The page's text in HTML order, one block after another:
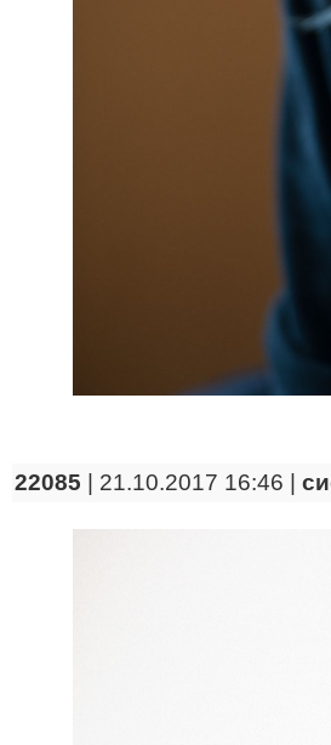
22085 | 21.10.2017 16:46 |